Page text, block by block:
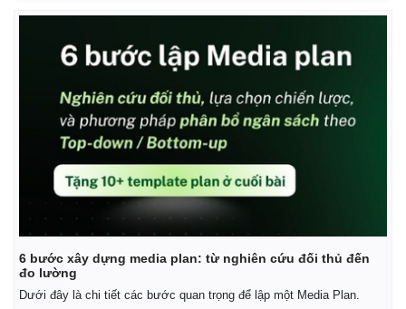
6 bước xây dựng media plan: từ nghiên cứu đối thủ đến
đo lường
Dưới đây là chi tiết các bước quan trọng để lập một Media Plan.